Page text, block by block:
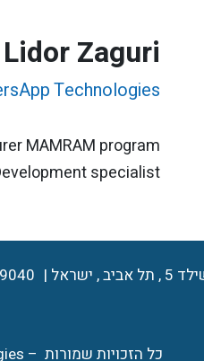
Lidor Zaguri
Technologies
MAMRAM program.
specialist
, ישראל
כל הזכויות שמורות – Leaders App Technologies